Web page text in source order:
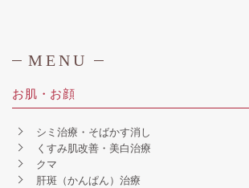
MENU
お肌・お顔
シミ治療・そばかす消し
くすみ肌改善・美白治療
クマ
肝斑（かんぱん）治療